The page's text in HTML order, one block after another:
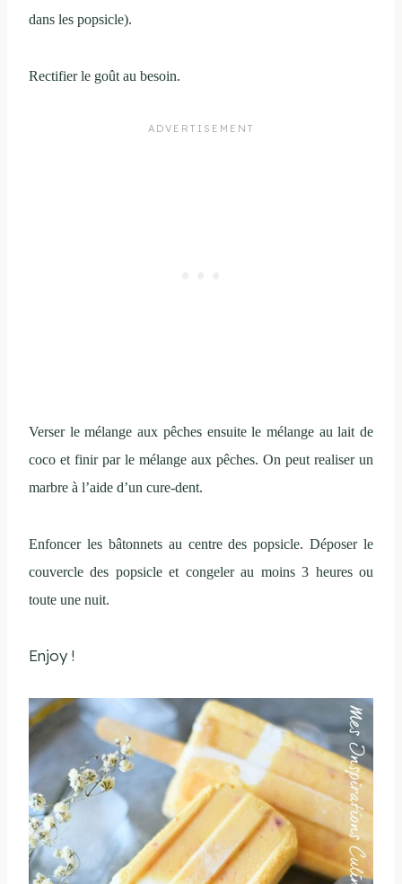
dans les popsicle).
Rectifier le goût au besoin.
Verser le mélange aux pêches ensuite le mélange au lait de
coco et finir par le mélange aux pêches. On peut realiser un
marbre à l’aide d’un cure-dent.
Enfoncer les bâtonnets au centre des popsicle. Déposer le
couvercle des popsicle et congeler au moins 3 heures ou
toute une nuit.
Enjoy !